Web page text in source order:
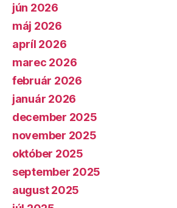
jún 2026
máj 2026
apríl 2026
marec 2026
február 2026
január 2026
december 2025
november 2025
október 2025
september 2025
august 2025